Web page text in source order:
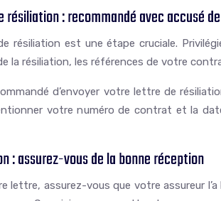
résiliation : recommandé avec accusé
résiliation est une étape cruciale.
la résiliation, les références de votre
d’envoyer votre lettre de
votre numéro de contrat et la
: assurez-vous de la bonne réception
lettre, assurez-vous que votre assureur